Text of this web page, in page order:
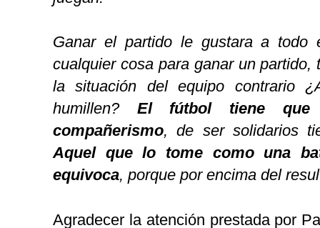
Ganar el partido le gustara a todo
cualquier cosa para ganar un
la situación del equipo contrario
humillen? El fútbol tiene
compañerismo, de ser solidarios
Aquel que lo tome como una
equivoca, porque por encima del
Agradecer la atención prestada por